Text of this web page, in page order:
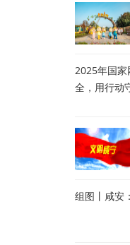
2025年国
全，用行动
组图丨咸安